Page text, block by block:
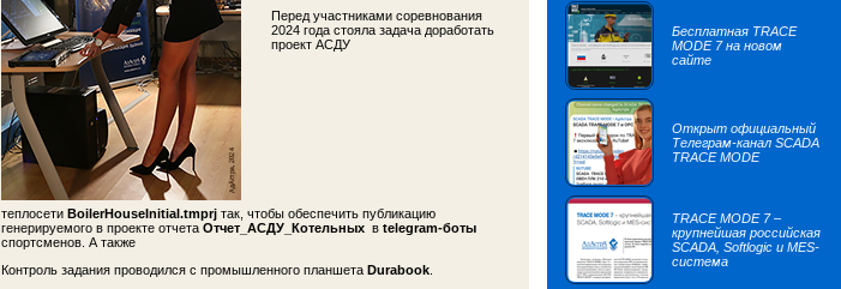
Перед участниками соревнования
2024 года стояла задача доработать
проект АСДУ
теплосети BoilerHouseInitial.tmprj так, чтобы обеспечить публикацию
генерируемого в проекте отчета Отчет_АСДУ_Котельных в telegram-боты
спортсменов. А также
Контроль задания проводился с промышленного планшета Durabook
Бесплатная TRACE
MODE 7 на новом
сайте
Открыт официальный
Телеграм-канал SCADA
TRACE MODE
TRACE MODE 7 –
крупнейшая российская
SCADA, Softlogic и MES-
система